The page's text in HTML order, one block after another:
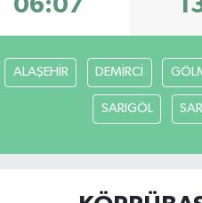
ALAŞEHİR DEMİRCİ
SARIGÖL